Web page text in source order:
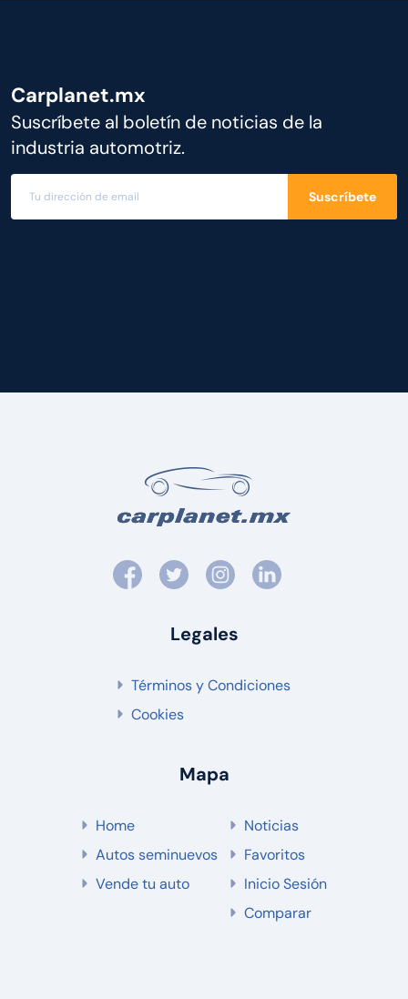
Carplanet.mx
Suscríbete al boletín de noticias de la
industria automotriz.
Suscríbete
Legales
Términos y Condiciones
Cookies
Mapa
Home
Autos seminuevos
Vende tu auto
Noticias
Favoritos
Inicio Sesión
Comparar